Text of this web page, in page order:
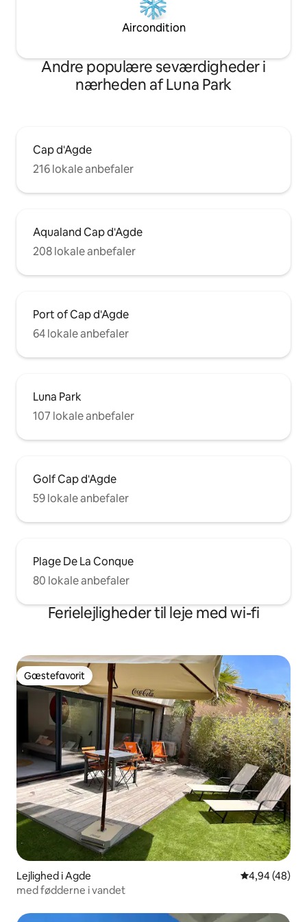
Aircondition
Andre populære seværdigheder i
nærheden af Luna Park
Cap d'Agde
216 lokale anbefaler
Aqualand Cap d'Agde
208 lokale anbefaler
Port of Cap d'Agde
64 lokale anbefaler
Luna Park
107 lokale anbefaler
Golf Cap d'Agde
59 lokale anbefaler
Plage De La Conque
80 lokale anbefaler
Ferielejligheder til leje med wi-fi
Gæstefavorit
Gæstefavorit
Lejlighed i Agde 4,94 ud af 5 i
4,94 (48)
med fødderne i vandet